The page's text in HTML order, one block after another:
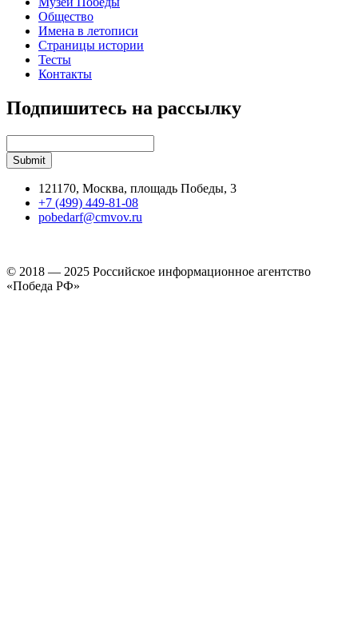
Общество
Имена в летописи
Страницы истории
Тесты
Контакты
Подпишитесь на рассылку
121170, Москва, площадь Победы, 3
+7 (499) 449-81-08
pobedarf@cmvov.ru
© 2018 — 2025 Российское информационное агентство
«Победа РФ»